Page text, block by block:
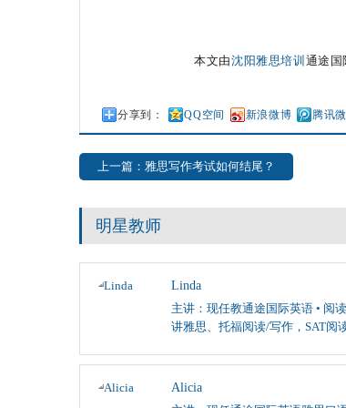
本文由沈阳雅思培训 通途国
分享到： QQ空间 新浪微博 腾讯
上一篇：雅思写作考试如何结尾？
明星教师
Linda
主讲：现任教通途国际英语 • 阅
讲雅思、托福阅读/写作，SAT阅
Alicia